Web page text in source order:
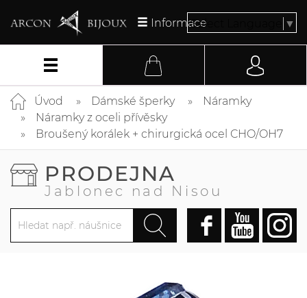
InformaceSelect Language ▼
Úvod Dámské šperky
Náramky
Náramky z oceli přívěsky
Broušený korálek + chirurgická ocel CHO/OH7
PRODEJNA
Jablonec nad Nisou